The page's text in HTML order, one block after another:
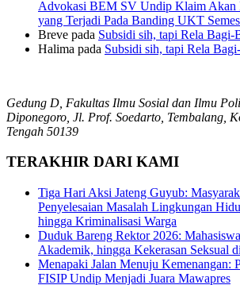
Advokasi BEM SV Undip Klaim Akan
yang Terjadi Pada Banding UKT
Breve pada Subsidi sih, tapi Rela Bagi-
Halima pada Subsidi sih, tapi Rela
Gedung D, Fakultas Ilmu Sosial dan Ilmu
Diponegoro, Jl. Prof. Soedarto, Tembalang,
Tengah 50139
TERAKHIR DARI KAMI
Tiga Hari Aksi Jateng Guyub:
Penyelesaian Masalah Lingkungan
hingga Kriminalisasi Warga
Duduk Bareng Rektor 2026:
Akademik, hingga Kekerasan Seksual
Menapaki Jalan Menuju Kemenangan:
FISIP Undip Menjadi Juara Mawapres